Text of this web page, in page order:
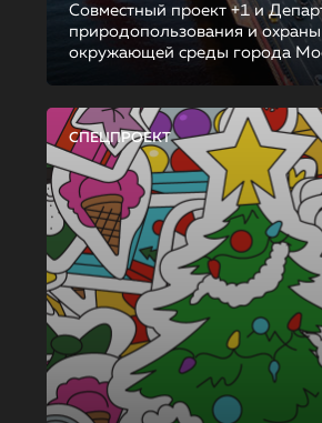
Совместный проект +1 и
природопользования и охраны
окружающей среды города
СПЕЦПРОЕКТ